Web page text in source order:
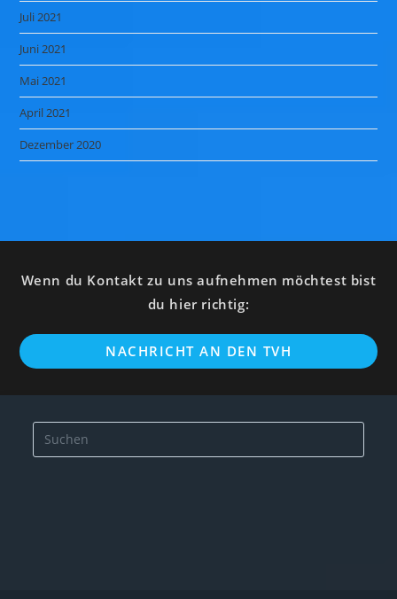
Juli 2021
Juni 2021
Mai 2021
April 2021
Dezember 2020
Wenn du Kontakt zu uns aufnehmen möchtest bist
du hier richtig:
NACHRICHT AN DEN TVH